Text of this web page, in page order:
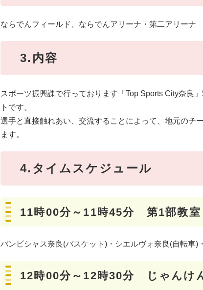
ならでんフィールド、ならでんアリーナ・第二アリーナ
3.内容
スポーツ振興課で行っております「Top Sports City奈良
トです。
選手と直接触れあい、交流することによって、地元のチ
ます。
4.タイムスケジュール
11時00分～11時45分 第1部教室
バンビシャス奈良(バスケット)・シエルヴォ奈良(自転車)
12時00分～12時30分 じゃんけ